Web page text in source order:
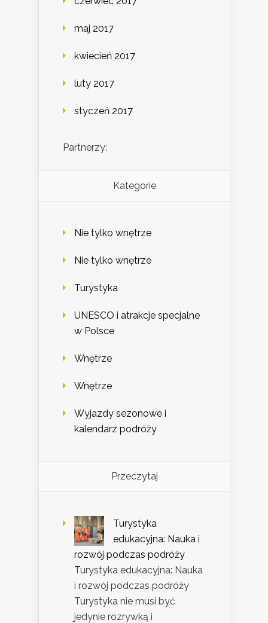
maj 2017
kwiecień 2017
luty 2017
styczeń 2017
Partnerzy:
Kategorie
Nie tylko wnętrze
Nie tylko wnętrze
Turystyka
UNESCO i atrakcje specjalne
w Polsce
Wnętrze
Wnętrze
Wyjazdy sezonowe i
kalendarz podróży
Przeczytaj
Turystyka
edukacyjna: Nauka i
rozwój podczas podróży
Turystyka edukacyjna: Nauka
i rozwój podczas podróży
Turystyka nie musi być
jedynie rozrywką i